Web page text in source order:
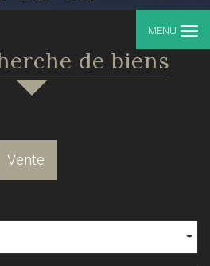
MENU
de biens
Vente